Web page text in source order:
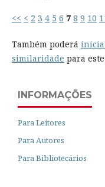
<< < 2 3 4 5 6 7 8 9 10
Também poderá
similaridade para
INFORMAÇÕES
Para Leitores
Para Autores
Para Bibliotecários